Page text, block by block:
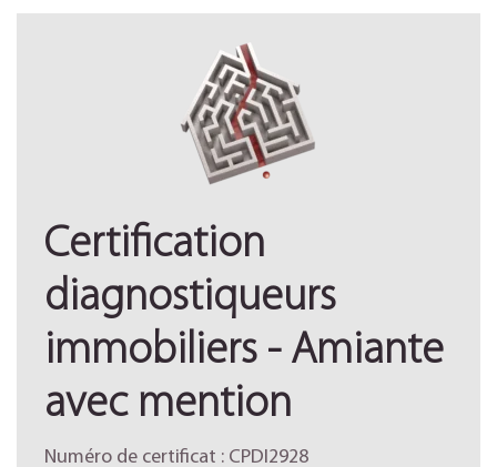
Certification
diagnostiqueurs
immobiliers - Amiante
avec mention
Numéro de certificat : CPDI2928